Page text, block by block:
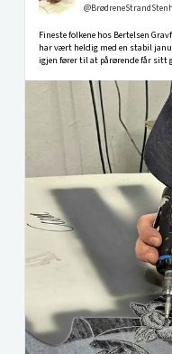
Fineste folkene hos Bertelsen
har vært heldig med en stabil
igjen fører til at pårørende får sitt